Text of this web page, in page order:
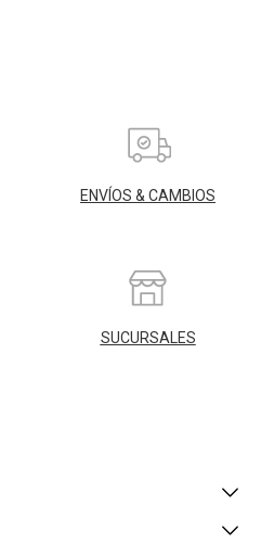
ENVÍOS & CAMBIOS
SUCURSALES